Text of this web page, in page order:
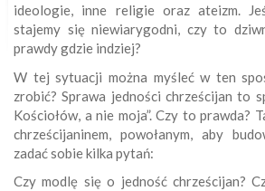
ideologie, inne religie oraz ateizm.
stajemy się niewiarygodni, czy to
prawdy gdzie indziej?
W tej sytuacji można myśleć w ten
zrobić? Sprawa jedności chrześcijan to
Kościołów, a nie moja”. Czy to prawda?
chrześcijaninem, powołanym, aby
zadać sobie kilka pytań:
Czy modlę się o jedność chrześcijan?